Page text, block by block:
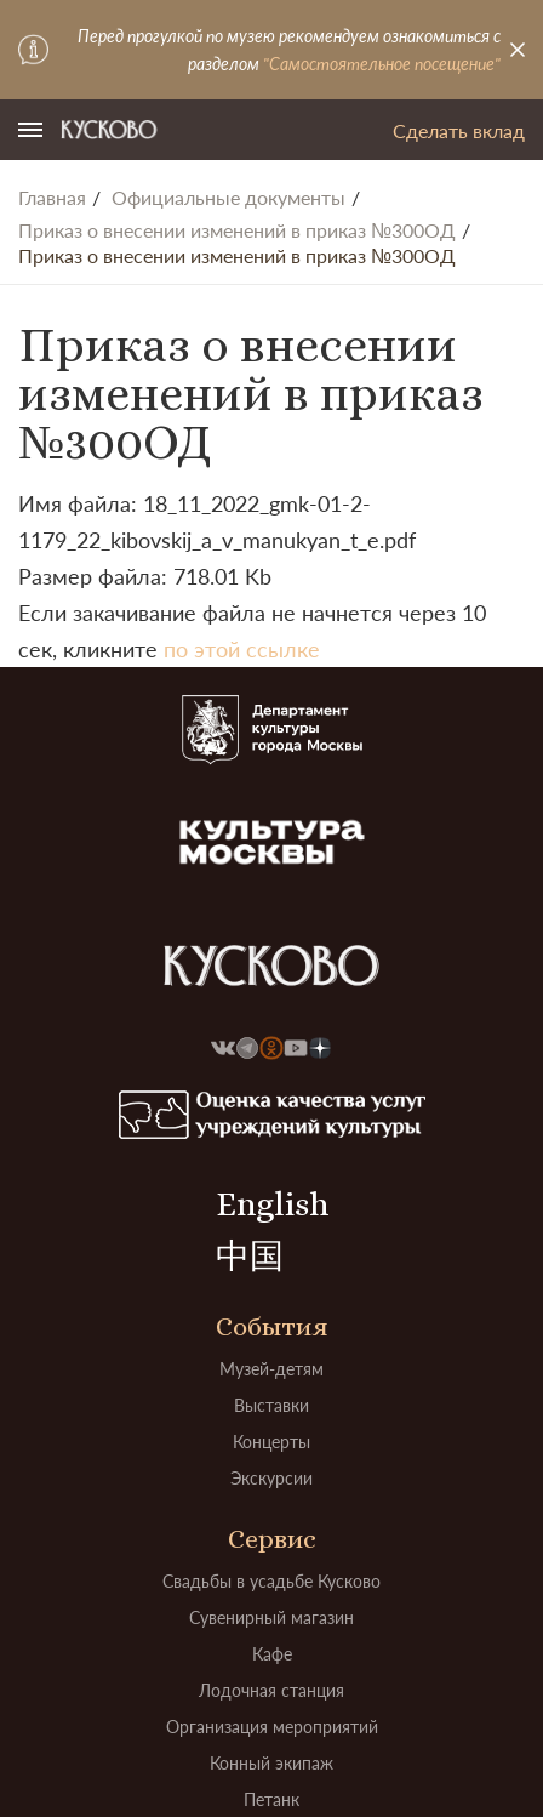
Перед прогулкой по музею рекомендуем ознакомиться с
разделом "Самостоятельное посещение"
Сделать вклад
Главная
Официальные документы
Приказ о внесении изменений в приказ №300ОД
Приказ о внесении изменений в приказ №300ОД
Приказ о внесении
изменений в приказ
№300ОД
Имя файла: 18_11_2022_gmk-01-2-
1179_22_kibovskij_a_v_manukyan_t_e.pdf
Размер файла: 718.01 Kb
Если закачивание файла не начнется через 10
сек, кликните по этой ссылке
English
中国
События
Музей-детям
Выставки
Концерты
Экскурсии
Сервис
Свадьбы в усадьбе Кусково
Сувенирный магазин
Кафе
Лодочная станция
Организация мероприятий
Конный экипаж
Петанк